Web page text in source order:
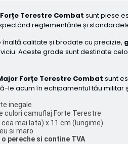
Terestre Combat sunt piese
reglementările și
calitate și brodate cu precizie,
Aceste grade sunt destinate
Forțe Terestre Combat sunt
le acum în echipamentul tău militar
inegale
culori camuflaj Forte Terestre
mai lata) x 11 cm (lungime)
si maro
pereche si contine TVA